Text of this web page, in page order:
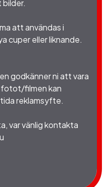
att användas i
cuper eller liknande.
godkänner ni att vara
filmen kan
reklamsyfte.
var vänlig kontakta